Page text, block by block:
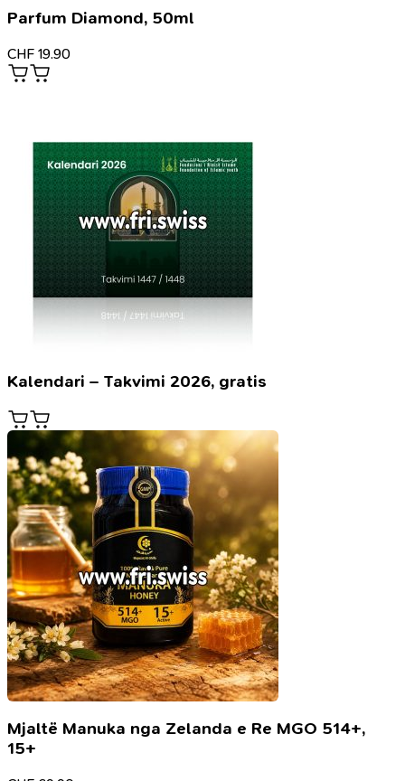
Parfum Diamond, 50ml
CHF 19.90
Kalendari – Takvimi 2026, gratis
Mjaltë Manuka nga Zelanda e Re MGO 514+,
15+